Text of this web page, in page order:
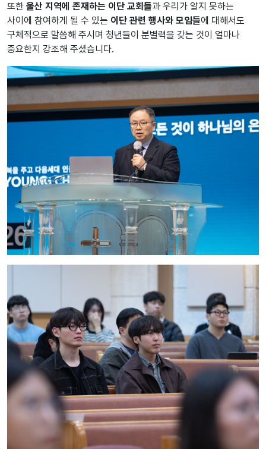
또한 울산 지역에 존재하는 이단 교회들과 우리가 알지 못하는
사이에 참여하게 될 수 있는 이단 관련 행사와 모임들에 대해서도
구체적으로 말씀해 주시며 청년들이 분별력을 갖는 것이 얼마나
중요한지 강조해 주셨습니다.